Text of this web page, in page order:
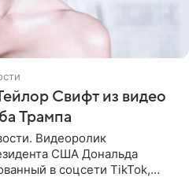
Свифт из видео
Трампа
Видеоролик
США Дональда
в соцсети TikTok,